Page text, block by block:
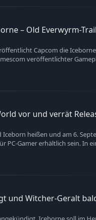
– Old Everwyrm-
Capcom die
veröffentlichter
vor und verrät
heißen und am 6.
PC-Gamer erhältlich sein. In
und Witcher-Geralt